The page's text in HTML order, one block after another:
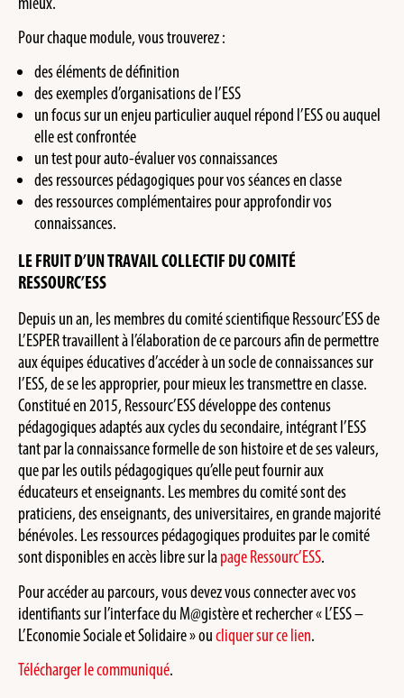
Pour chaque module, vous trouverez :
des éléments de définition
des exemples d’organisations de l’ESS
un focus sur un enjeu particulier auquel répond l’ESS ou auquel
elle est confrontée
un test pour auto-évaluer vos connaissances
des ressources pédagogiques pour vos séances en classe
des ressources complémentaires pour approfondir vos
connaissances.
LE FRUIT D’UN TRAVAIL COLLECTIF DU COMITÉ
RESSOURC’ESS
Depuis un an, les membres du comité scientifique Ressourc’ESS de
L’ESPER travaillent à l’élaboration de ce parcours afin de permettre
aux équipes éducatives d’accéder à un socle de connaissances sur
l’ESS, de se les approprier, pour mieux les transmettre en classe.
Constitué en 2015, Ressourc’ESS développe des contenus
pédagogiques adaptés aux cycles du secondaire, intégrant l’ESS
tant par la connaissance formelle de son histoire et de ses valeurs,
que par les outils pédagogiques qu’elle peut fournir aux
éducateurs et enseignants. Les membres du comité sont des
praticiens, des enseignants, des universitaires, en grande majorité
bénévoles. Les ressources pédagogiques produites par le comité
sont disponibles en accès libre sur lapage Ressourc’ESS.
Pour accéder au parcours, vous devez vous connecter avec vos
identifiants sur l’interface du M@gistère et rechercher « L’ESS –
L’Economie Sociale et Solidaire » oucliquer sur ce lien.
Télécharger le communiqué.